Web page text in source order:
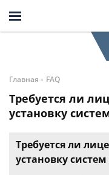
Главная - FAQ
Требуется ли
установку
Требуется ли
установку